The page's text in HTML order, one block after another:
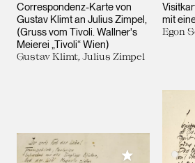
Correspondenz-Karte von
Gustav Klimt an Julius Zimpel,
(Gruss vom Tivoli. Wallner's
Meierei „Tivoli“ Wien)
Gustav Klimt, Julius Zimpel
mit
Egon
Meiner